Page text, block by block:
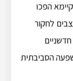
הפכו
לחקור
הסביבתית